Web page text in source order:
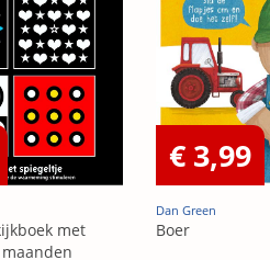
met
€ 3,99
Dan Green
Boer